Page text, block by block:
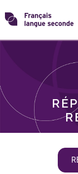
Skip
toTransformons
langue
THÈMES